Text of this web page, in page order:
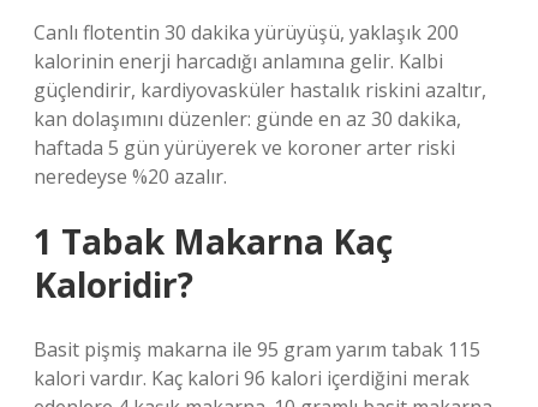
Canlı flotentin 30 dakika yürüyüşü, yaklaşık 200
kalorinin enerji harcadığı anlamına gelir. Kalbi
güçlendirir, kardiyovasküler hastalık riskini azaltır,
kan dolaşımını düzenler: günde en az 30 dakika,
haftada 5 gün yürüyerek ve koroner arter riski
neredeyse %20 azalır.
1 Tabak Makarna Kaç
Kaloridir?
Basit pişmiş makarna ile 95 gram yarım tabak 115
kalori vardır. Kaç kalori 96 kalori içerdiğini merak